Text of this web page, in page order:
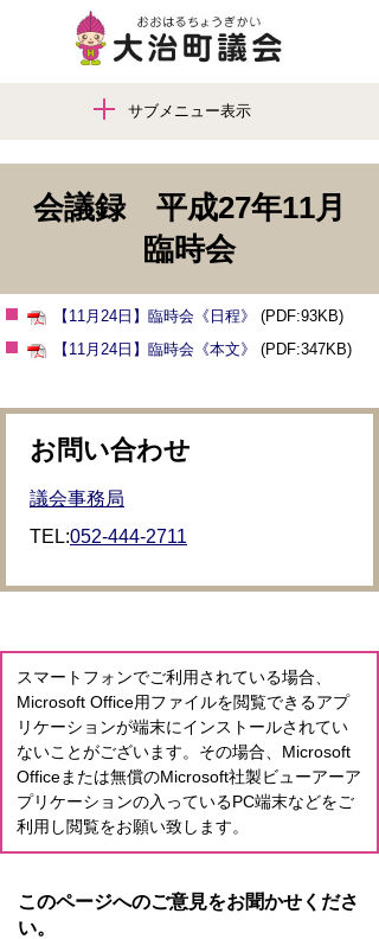
サブメニュー表示
会議録 平成27年11月
臨時会
【11月24日】臨時会《日程》
(PDF:93KB)
【11月24日】臨時会《本文》
(PDF:347KB)
お問い合わせ
議会事務局
TEL:052-444-2711
スマートフォンでご利用されている場合、
Microsoft Office用ファイルを閲覧できるアプ
リケーションが端末にインストールされてい
ないことがございます。その場合、Microsoft
Officeまたは無償のMicrosoft社製ビューアーア
プリケーションの入っているPC端末などをご
利用し閲覧をお願い致します。
このページへのご意見をお聞かせくださ
い。